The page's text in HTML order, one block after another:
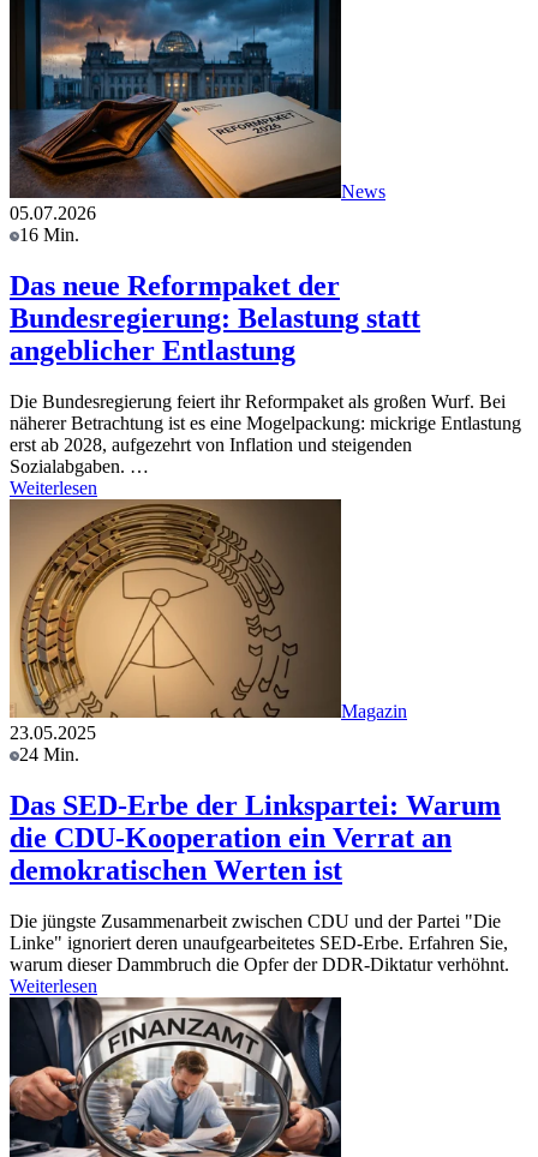
News
05.07.2026
16 Min.
Das neue Reformpaket der
Bundesregierung: Belastung statt
angeblicher Entlastung
Die Bundesregierung feiert ihr Reformpaket als großen Wurf. Bei
näherer Betrachtung ist es eine Mogelpackung: mickrige Entlastung
erst ab 2028, aufgezehrt von Inflation und steigenden
Sozialabgaben. …
Weiterlesen
Magazin
23.05.2025
24 Min.
Das SED-Erbe der Linkspartei: Warum
die CDU-Kooperation ein Verrat an
demokratischen Werten ist
Die jüngste Zusammenarbeit zwischen CDU und der Partei "Die
Linke" ignoriert deren unaufgearbeitetes SED-Erbe. Erfahren Sie,
warum dieser Dammbruch die Opfer der DDR-Diktatur verhöhnt.
Weiterlesen